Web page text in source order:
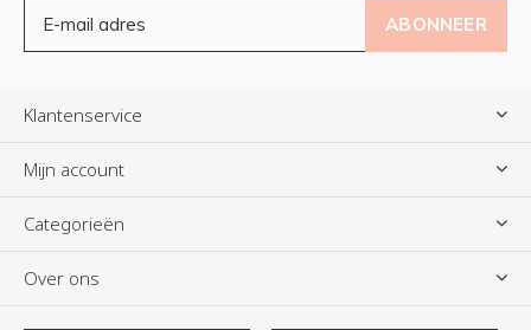
ABONNEER
Klantenservice
Mijn account
Categorieën
Over ons